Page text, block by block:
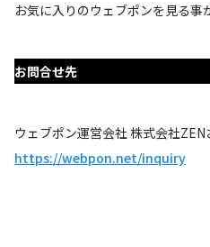
お気に入りのウェブポンを見る事
お問合せ先
ウェブポン運営会社 株式会社
https://webpon.net/inquiry